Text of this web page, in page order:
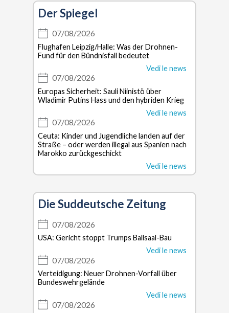
Der Spiegel
07/08/2026
Flughafen Leipzig/Halle: Was der Drohnen-
Fund für den Bündnisfall bedeutet
Vedi le news
07/08/2026
Europas Sicherheit: Sauli Niinistö über
Wladimir Putins Hass und den hybriden Krieg
Vedi le news
07/08/2026
Ceuta: Kinder und Jugendliche landen auf der
Straße – oder werden illegal aus Spanien nach
Marokko zurückgeschickt
Vedi le news
Die Suddeutsche Zeitung
07/08/2026
USA: Gericht stoppt Trumps Ballsaal-Bau
Vedi le news
07/08/2026
Verteidigung: Neuer Drohnen-Vorfall über
Bundeswehrgelände
Vedi le news
07/08/2026